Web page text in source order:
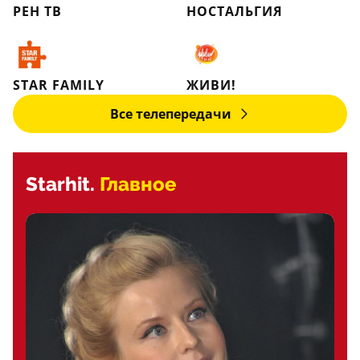
РЕН ТВ НОСТАЛЬГИЯ
STAR FAMILY
ЖИВИ!
Все телепередачи
Starhit. Главное